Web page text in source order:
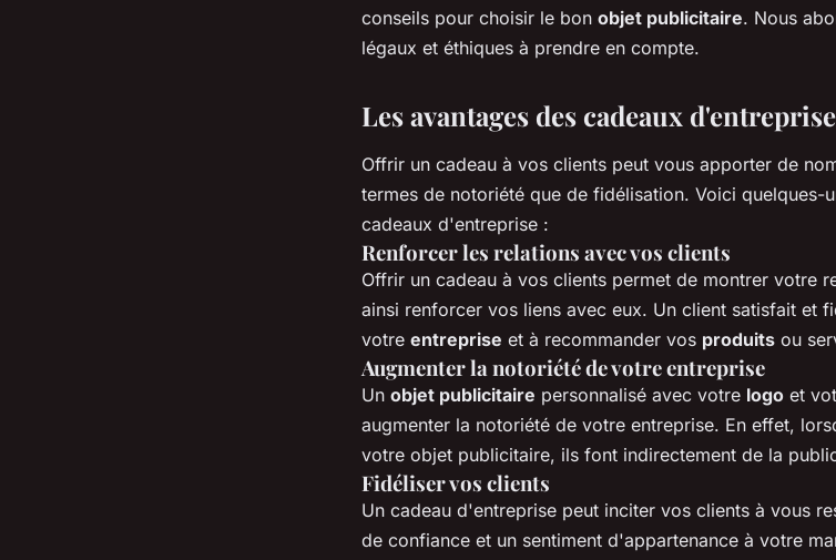
conseils pour choisir le bon objet publicitaire. Nous
légaux et éthiques à prendre en compte.
Les avantages des cadeaux
Offrir un cadeau à vos clients peut vous apporter de
termes de notoriété que de fidélisation. Voici quelques-
cadeaux d'entreprise :
Renforcer les relations avec vos clients
Offrir un cadeau à vos clients permet de montrer votre
ainsi renforcer vos liens avec eux. Un client satisfait et
votre entreprise et à recommander vos produits ou
Augmenter la notoriété de votre entreprise
Un objet publicitaire personnalisé avec votre logo et
augmenter la notoriété de votre entreprise. En effet,
votre objet publicitaire, ils font indirectement de la
Fidéliser vos clients
Un cadeau d'entreprise peut inciter vos clients à vous
de confiance et un sentiment d'appartenance à votre